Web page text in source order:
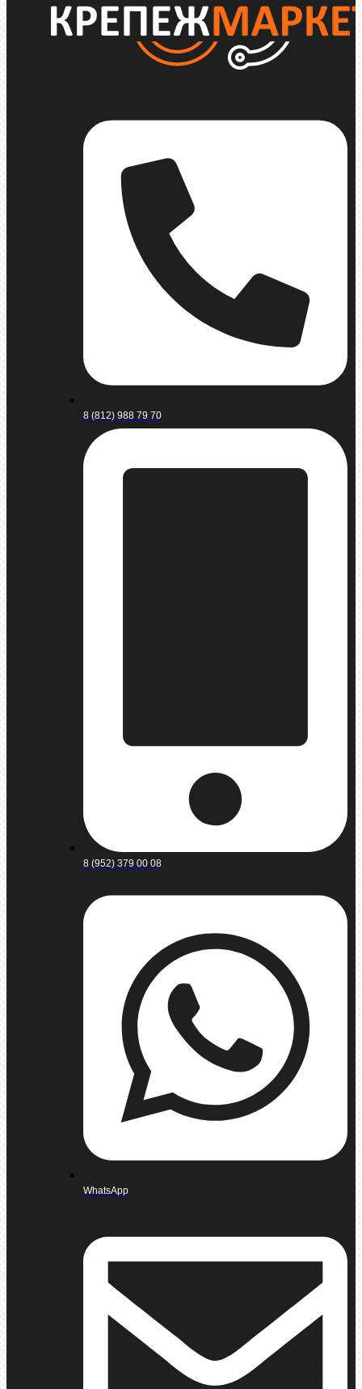
8 (812) 988 79 70
8 (952) 379 00 08
WhatsApp